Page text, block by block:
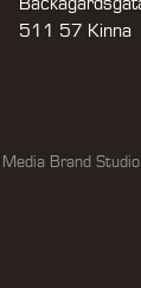
511 57 Kinna
Brand Studio